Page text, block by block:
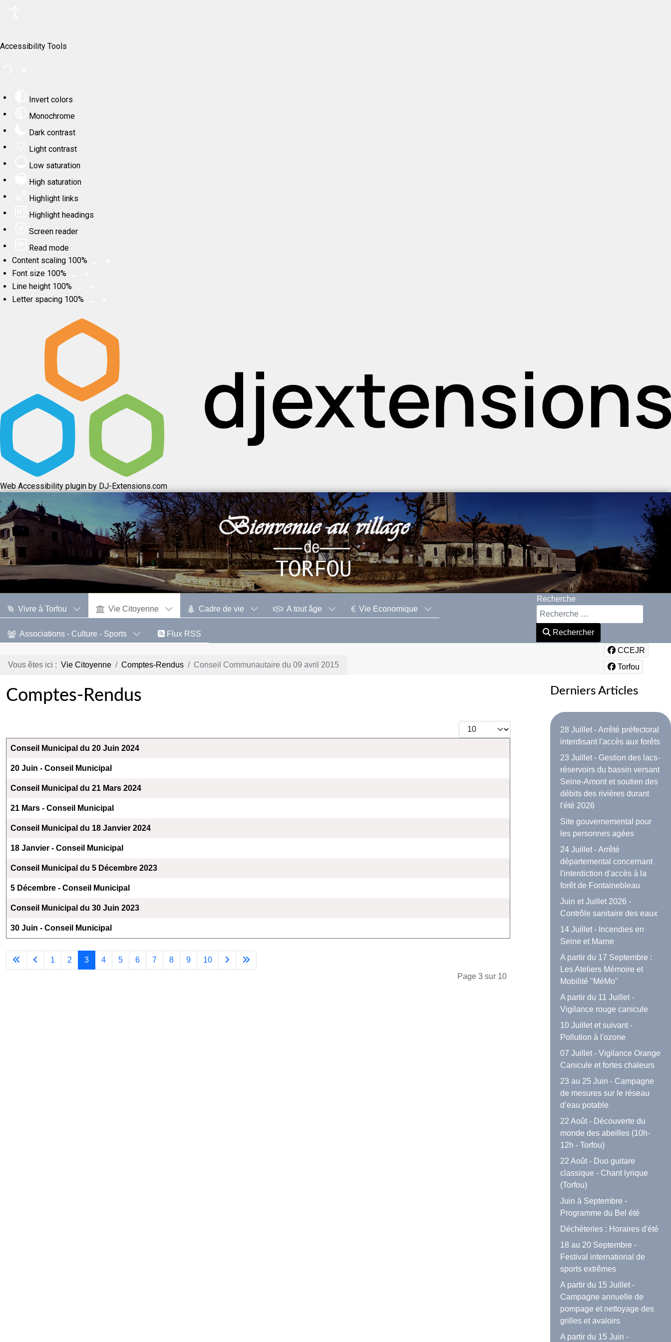
Accessibility Tools
Invert colors
Monochrome
Dark contrast
Light contrast
Low saturation
High saturation
Highlight links
Highlight headings
Screen reader
Read mode
Content scaling 100%
Font size 100%
Line height 100%
Letter spacing 100%
Web Accessibility plugin by DJ-Extensions.com
Vivre à Torfou Vie Citoyenne Cadre de vie A tout âge Vie Economique
Associations - Culture - Sports Flux RSS
Recherche
Rechercher
Vous êtes ici : Vie Citoyenne Comptes-Rendus Conseil Communautaire du 09 avril 2015
CCEJR
Torfou
Comptes-Rendus
Afficher #
Articles
Titre
Conseil Municipal du 20 Juin 2024
20 Juin - Conseil Municipal
Conseil Municipal du 21 Mars 2024
21 Mars - Conseil Municipal
Conseil Municipal du 18 Janvier 2024
18 Janvier - Conseil Municipal
Conseil Municipal du 5 Décembre 2023
5 Décembre - Conseil Municipal
Conseil Municipal du 30 Juin 2023
30 Juin - Conseil Municipal
Page 3 sur 10
1 2 3 4 5 6 7 8 9 10
Derniers Articles
28 Juillet - Arrêté préfectoral
interdisant l'accès aux forêts
23 Juillet - Gestion des lacs-
réservoirs du bassin versant
Seine-Amont et soutien des
débits des rivières durant
l'été 2026
Site gouvernemental pour
les personnes agées
24 Juillet - Arrêté
départemental concernant
l'interdiction d'accès à la
forêt de Fontainebleau
Juin et Juillet 2026 -
Contrôle sanitaire des eaux
14 Juillet - Incendies en
Seine et Marne
A partir du 17 Septembre :
Les Ateliers Mémoire et
Mobilité "MéMo"
A partir du 11 Juillet -
Vigilance rouge canicule
10 Juillet et suivant -
Pollution à l'ozone
07 Juillet - Vigilance Orange
Canicule et fortes chaleurs
23 au 25 Juin - Campagne
de mesures sur le réseau
d’eau potable
22 Août - Découverte du
monde des abeilles (10h-
12h - Torfou)
22 Août - Duo guitare
classique - Chant lyrique
(Torfou)
Juin à Septembre -
Programme du Bel été
Déchèteries : Horaires d'été
18 au 20 Septembre -
Festival international de
sports extrêmes
A partir du 15 Juillet -
Campagne annuelle de
pompage et nettoyage des
grilles et avaloirs
A partir du 15 Juin -